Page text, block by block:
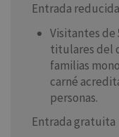
Entrada
Visitantes de
titulares del
familias
carné
personas.
Entrada gratuita